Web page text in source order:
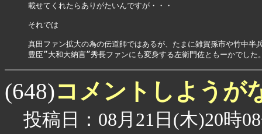
載せてくれたらありがたいんですが・・・
それでは
真田ファン拡大の為の伝道師ではあるが、たまに雑賀孫市や竹中半
豊臣”大和大納言”秀長ファンにも変身する左衛門佐ともーかでした
(648)コメントしようが
投稿日：08月21日(木)20時